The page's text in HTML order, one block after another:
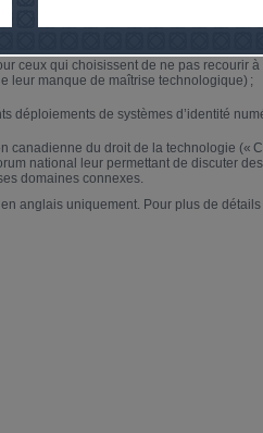
privée et la violation potentielle des
numérique ;
ceux qui choisissent de ne pas recourir
leur manque de maîtrise technologique) ;
déploiements de systèmes d’identité
canadienne du droit de la technologie («
national leur permettant de discuter
domaines connexes.
anglais uniquement. Pour plus de